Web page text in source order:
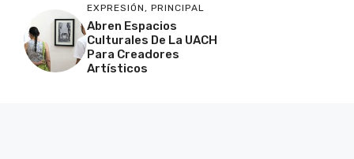
EXPRESIÓN , PRINCIPAL
Abren Espacios
Culturales De La UACH
Para Creadores
Artísticos